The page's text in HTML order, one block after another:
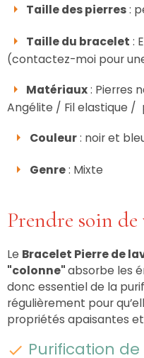
Taille des pierres:
Taille du bracelet :
(contactez-moi pour
Matériaux: Pierres
Angélite / Fil elastique /
Couleur: noir et
Genre: Mixte
Prendre soin
Le Bracelet Pierre de
"colonne"absorbe les
donc essentiel de la
régulièrement pour
propriétés apaisantes
Purification